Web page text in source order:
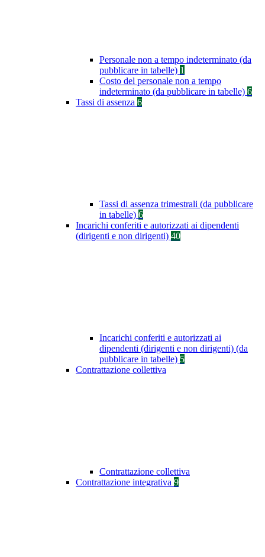
Personale non a tempo indeterminato (da
pubblicare in tabelle) 1
Costo del personale non a tempo
indeterminato (da pubblicare in tabelle) 6
Tassi di assenza 6
Tassi di assenza trimestrali (da pubblicare
in tabelle) 6
Incarichi conferiti e autorizzati ai dipendenti
(dirigenti e non dirigenti) 40
Incarichi conferiti e autorizzati ai
dipendenti (dirigenti e non dirigenti) (da
pubblicare in tabelle) 5
Contrattazione collettiva
Contrattazione collettiva
Contrattazione integrativa 9